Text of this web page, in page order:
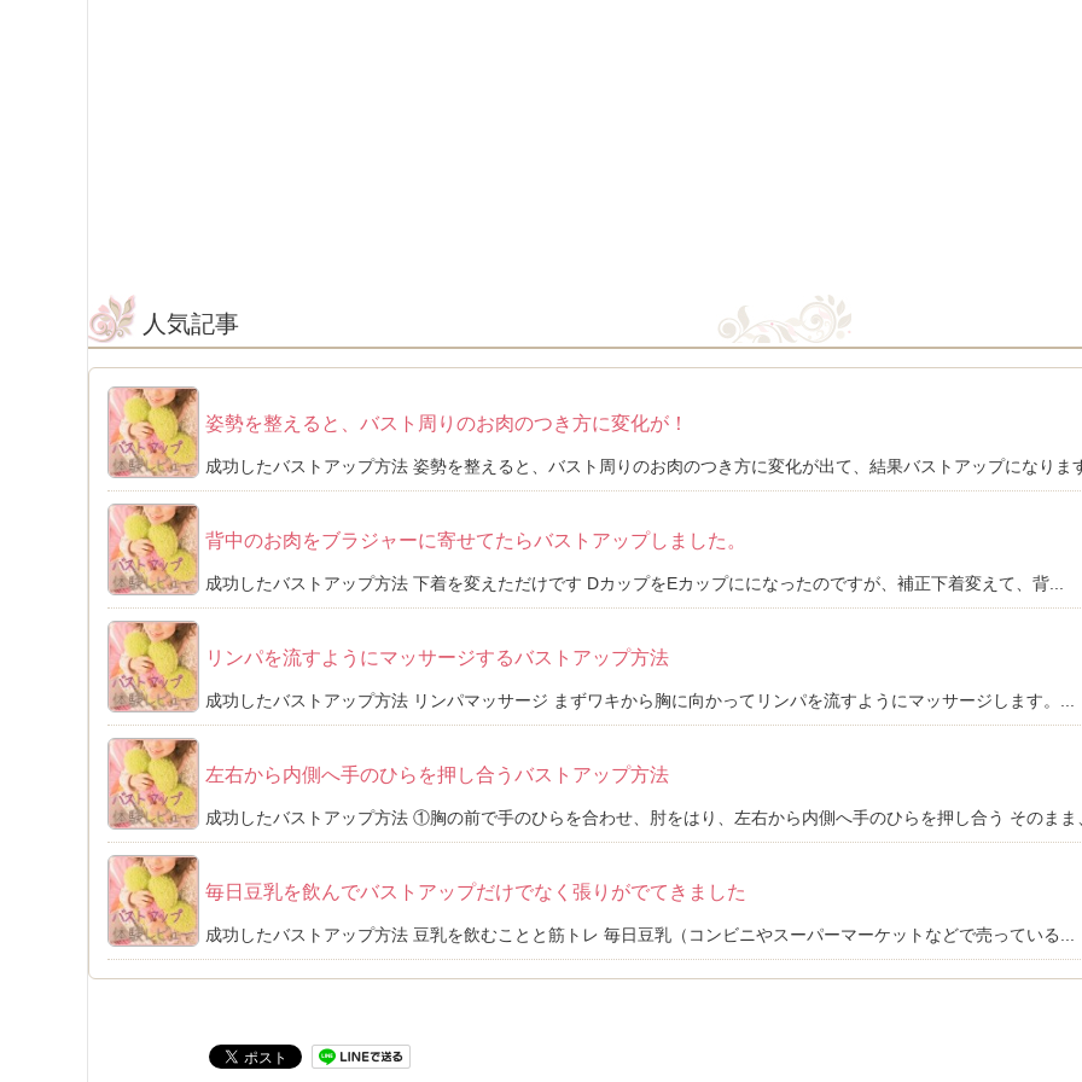
人気記事
姿勢を整えると、バスト周りのお肉のつき方に変化が！
成功したバストアップ方法 姿勢を整えると、バスト周りのお肉のつき方に変化が出て、結果バストアップになりま
背中のお肉をブラジャーに寄せてたらバストアップしました。
成功したバストアップ方法 下着を変えただけです DカップをEカップにになったのですが、補正下着変えて、背...
リンパを流すようにマッサージするバストアップ方法
成功したバストアップ方法 リンパマッサージ まずワキから胸に向かってリンパを流すようにマッサージします。...
左右から内側へ手のひらを押し合うバストアップ方法
成功したバストアップ方法 ①胸の前で手のひらを合わせ、肘をはり、左右から内側へ手のひらを押し合う そのまま
毎日豆乳を飲んでバストアップだけでなく張りがでてきました
成功したバストアップ方法 豆乳を飲むことと筋トレ 毎日豆乳（コンビニやスーパーマーケットなどで売っている...